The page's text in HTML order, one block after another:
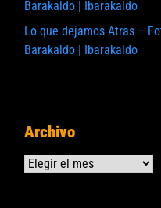
Barakaldo | Ibarakaldo
Lo que dejamos Atras –
Barakaldo | Ibarakaldo
Archivo
Archivos